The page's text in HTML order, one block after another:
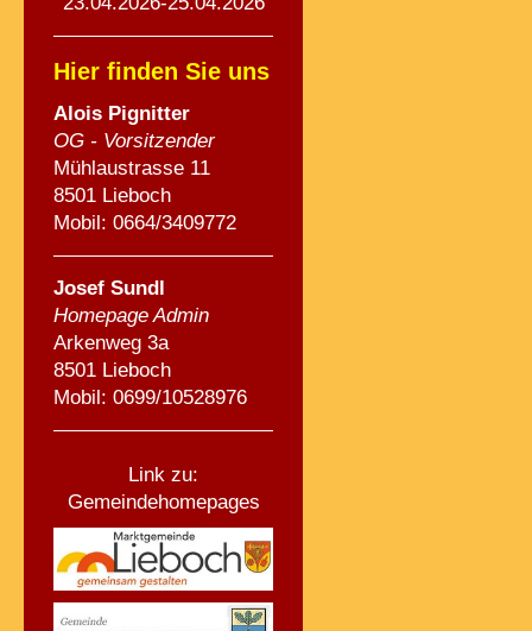
Hier finden Sie uns
Alois Pignitter
OG - Vorsitzender
Mühlaustrasse 11
8501 Lieboch
Mobil: 0664/3409772
Josef Sundl
Homepage Admin
Arkenweg 3a
8501 Lieboch
Mobil: 0699/10528976
Link zu:
Gemeindehomepages